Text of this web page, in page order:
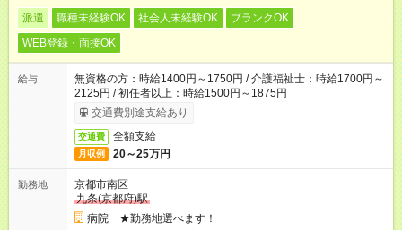
派遣 職種未経験OK 社会人未経験OK
ブランクOK
WEB登録・面接OK
給与
無資格の方：時給1400円～1750円 / 介護福祉士：時給1700円～
2125円 / 初任者以上：時給1500円～1875円
交通費別途支給あり
交通費 全額支給
月収例 20～25万円
勤務地
京都市南区
九条(京都府)駅
病院 ★勤務地選べます！